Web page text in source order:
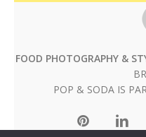
FOOD PHOTOGRAPHY &
POP & SODA IS